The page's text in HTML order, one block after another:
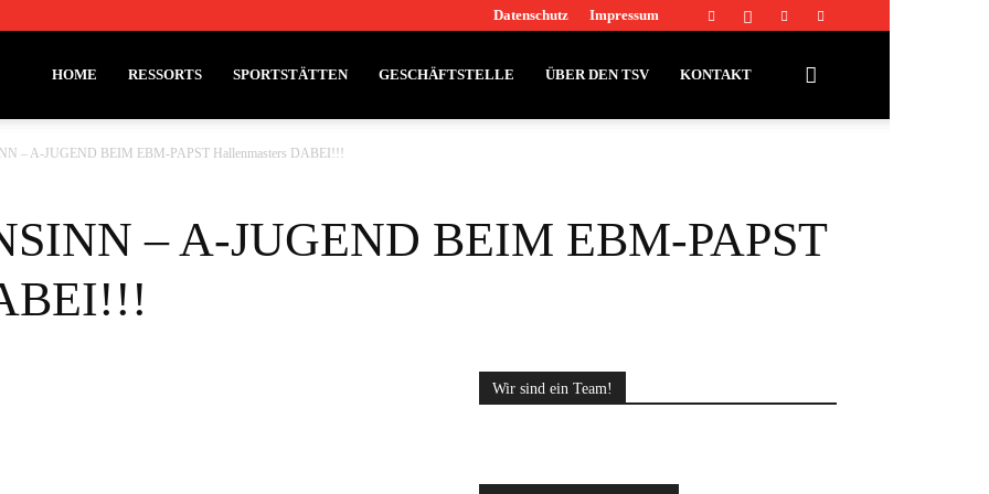
Datenschutz Impressum
HOME RESSORTS SPORTSTÄTTEN GESCHÄFTSTELLE ÜBER DEN TSV KONTAKT
– A-JUGEND BEIM EBM-PAPST Hallenmasters DABEI!!!
– A-JUGEND BEIM EBM-PAPST
Wir sind ein Team!